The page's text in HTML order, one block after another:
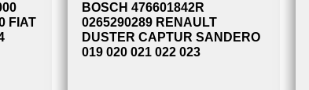
FIAT
BOSCH 476601842R
0265290289 RENAULT
DUSTER CAPTUR SANDERO
019 020 021 022 023